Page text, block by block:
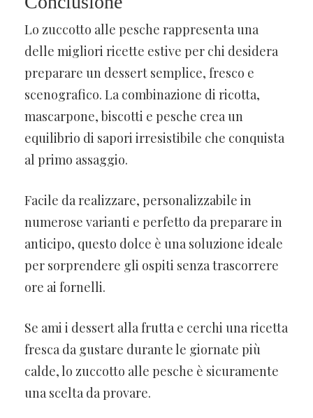
Lo zuccotto alle pesche rappresenta una
delle migliori ricette estive per chi desidera
preparare un dessert semplice, fresco e
scenografico. La combinazione di ricotta,
mascarpone, biscotti e pesche crea un
equilibrio di sapori irresistibile che conquista
al primo assaggio.
Facile da realizzare, personalizzabile in
numerose varianti e perfetto da preparare in
anticipo, questo dolce è una soluzione ideale
per sorprendere gli ospiti senza trascorrere
ore ai fornelli.
Se ami i dessert alla frutta e cerchi una ricetta
fresca da gustare durante le giornate più
calde, lo zuccotto alle pesche è sicuramente
una scelta da provare.